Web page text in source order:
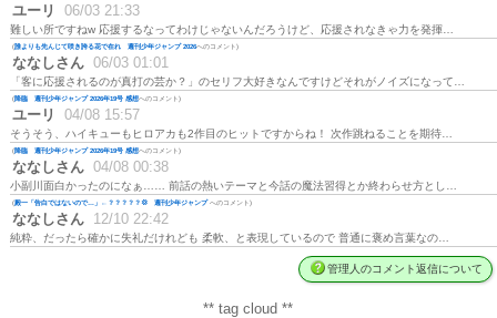
ユーリ 06/03 21:33
難しい所ですねw 応援するなってわけじゃないんだろうけど、応援されなきゃ力を発揮…
(誰よりも先んじて咲き誇る花で在れ 週刊少年ジャンプ 2026へのコメント)
ななしさん 06/03 01:01
「客に応援されるのが真打の芸か？」のセリフ大好きなんですけどそれがノイズになって…
(降臨 週刊少年ジャンプ 2026年19号 感想へのコメント)
ユーリ 04/08 15:57
そうそう、ハイキューもヒロアカも2作目のヒットですからね！ 次作跳ねることを期待…
(降臨 週刊少年ジャンプ 2026年19号 感想へのコメント)
ななしさん 04/08 00:38
小副川面白かったのになぁ…… 前話の熱いテーマと今話の魔法習得とか終わらせ方とし…
(殿一「告白ではないので…」←？？？？？💢 週刊少年ジャンプへのコメント)
ななしさん 12/10 22:42
純粋、だったら確かに失礼だけれども 柔軟、と表現しているので 普通に褒め言葉なの…
管理人のコメント返信について
** tag cloud **